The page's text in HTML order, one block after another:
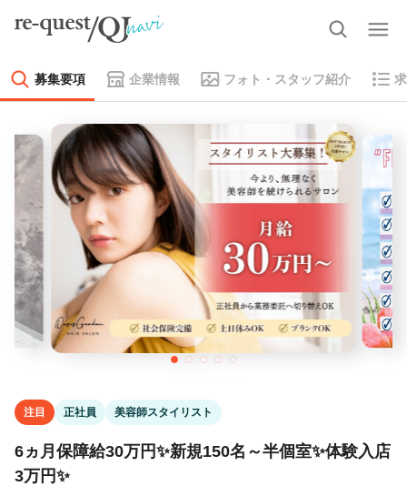
募集要項 企業情報 フォト・スタッフ紹介
注目 正社員 美容師スタイリスト
6ヵ月保障給30万円✨新規150名～半個室✨体験入店
3万円✨